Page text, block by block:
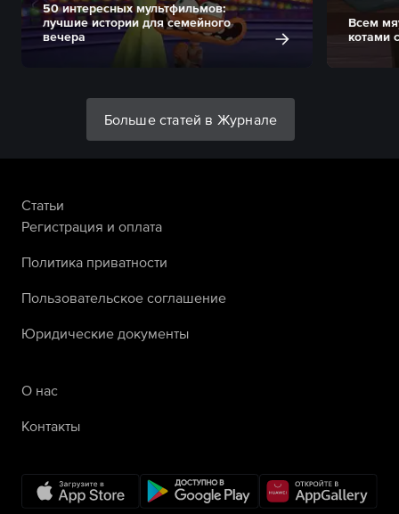
50 интересных мультфильмов:
лучшие истории для семейного
вечера
Всем
котами
Больше статей в Журнале
Статьи
Регистрация и оплата
Политика приватности
Пользовательское соглашение
Юридические документы
О нас
Контакты